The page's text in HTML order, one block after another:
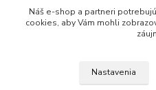
Upravit
Náš e-shop a partneri
cookies, aby Vám mohli
Nastavenia